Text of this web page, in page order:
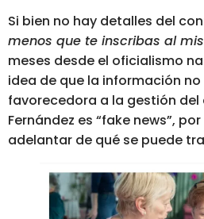
Si bien no hay detalles del
menos que te inscribas al
meses desde el oficialismo
idea de que la información
favorecedora a la gestión del
Fernández es “fake news”,
adelantar de qué se puede